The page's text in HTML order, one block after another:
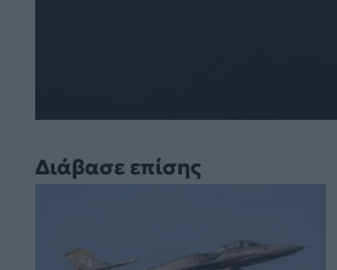
Διάβασε επίσης